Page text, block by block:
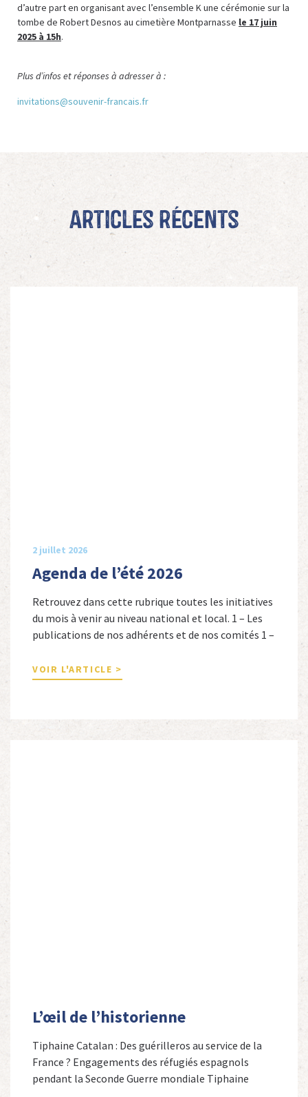
d’autre part en organisant avec l’ensemble K une cérémonie sur la
tombe de Robert Desnos au cimetière Montparnasse le 17 juin
2025 à 15h.
Plus d’infos et réponses à adresser à :
invitations@souvenir-francais.fr
Articles récents
2 juillet 2026
Agenda de l’été 2026
Retrouvez dans cette rubrique toutes les initiatives
du mois à venir au niveau national et local. 1 – Les
publications de nos adhérents et de nos comités 1 –
Cordeboeuf, Christophe Touron et Agnès Dioné,
Nouvelles Sources Éditions, 2026. Ils venaient
autres […]
VOIR L'ARTICLE >
L’œil de l’historienne
Tiphaine Catalan : Des guérilleros au service de la
France ? Engagements des réfugiés espagnols
pendant la Seconde Guerre mondiale Tiphaine